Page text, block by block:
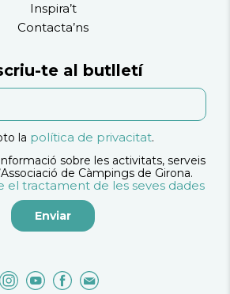
Inspira’t
Contacta’ns
te al butlletí
la política de privacitat.
sobre les activitats, serveis
de Càmpings de Girona.
el tractament de les seves dades